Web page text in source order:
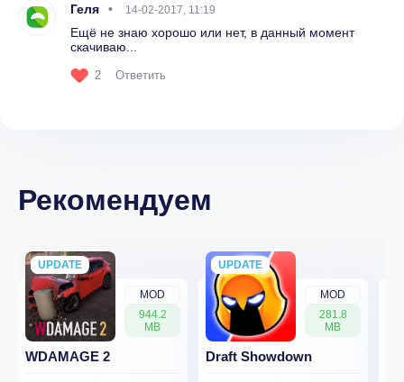
Геля 14-02-2017, 11:19
Ещё не знаю хорошо или нет, в данный момент
скачиваю...
2 Ответить
Рекомендуем
MOD
944.2
MB
UPDATE
NEW
WDAMAGE 2
MOD
281.8
MB
UPDATE
NEW
Draft Showdown